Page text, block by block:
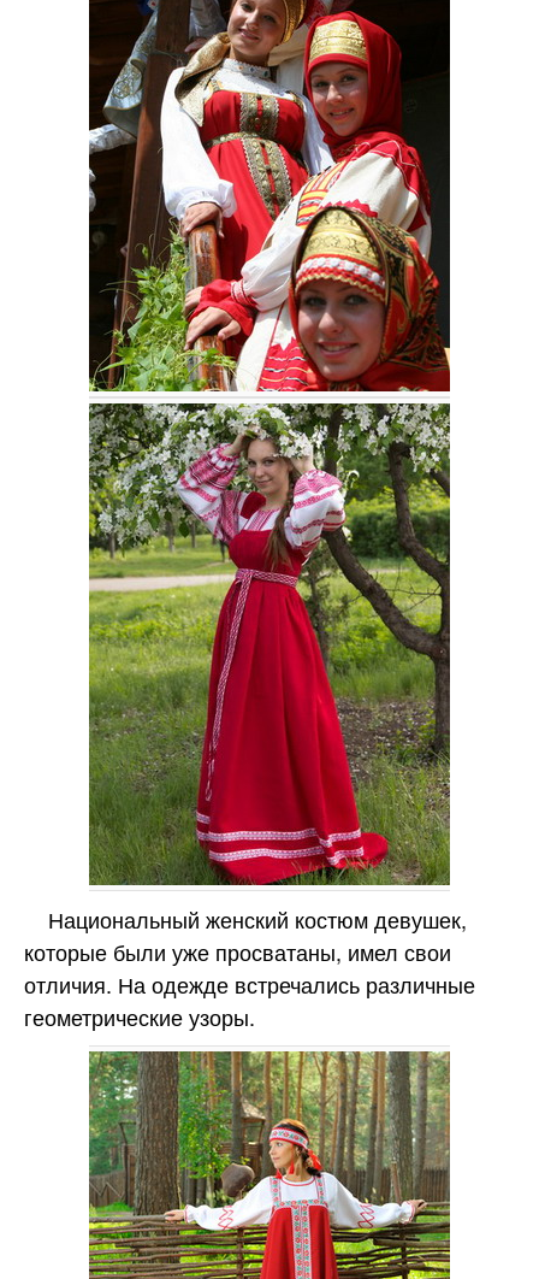
Национальный женский костюм девушек,
которые были уже просватаны, имел свои
отличия. На одежде встречались различные
геометрические узоры.